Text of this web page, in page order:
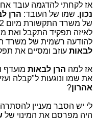
אז לקחתי להדגמה עובד
נכון. שמו של העובד: הרן
של משרד התקשורת מיום 20.2.12, ש
לאיזה תפקיד התקבל ואת
להודעה רשמית של משרד
לבאות עוזב ומסיים את
אז למה הרן לבאות מועדף
את שמו ונוגעות ל"קבלה
אהרון?
לי יש הסבר מעניין
היה מפרסם את המינוי של